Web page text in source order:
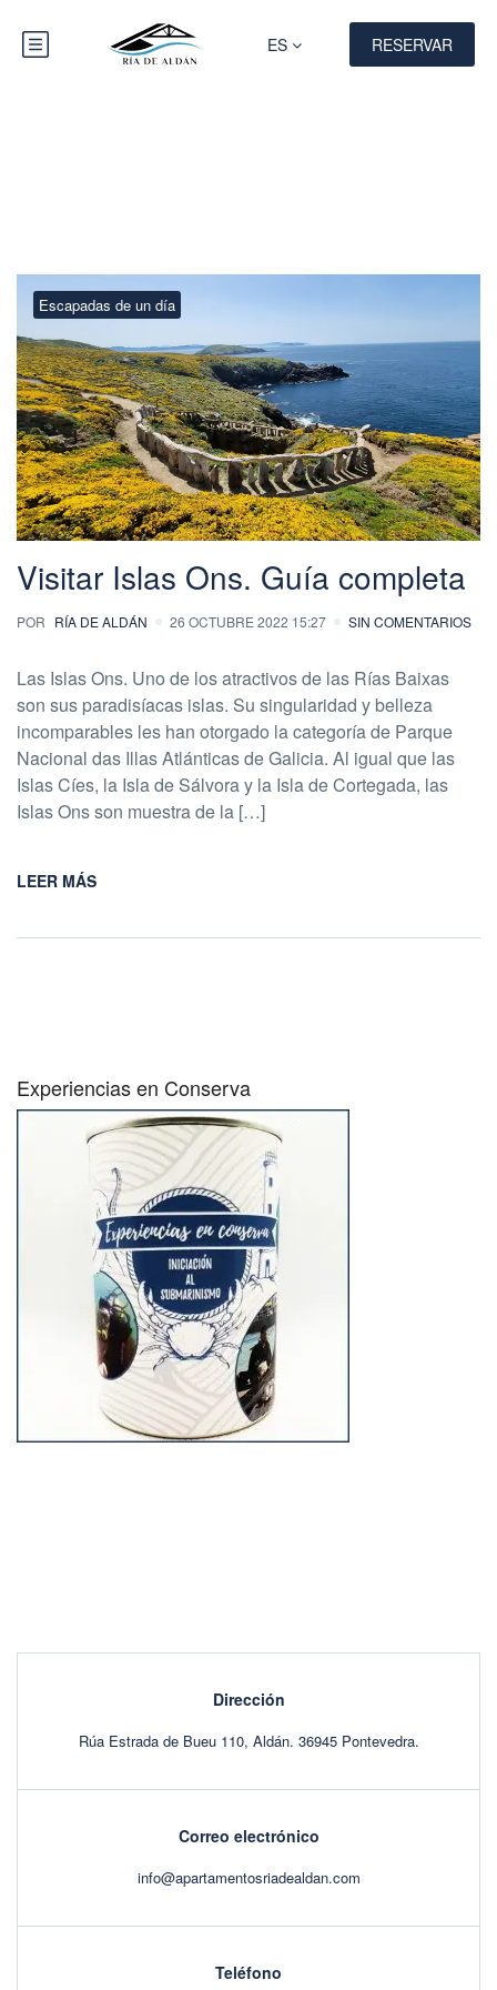
ES RESERVAR
Escapadas de un día
Visitar Islas Ons. Guía completa
POR RÍA DE ALDÁN 26 OCTUBRE 2022 15:27 SIN COMENTARIOS
Las Islas Ons. Uno de los atractivos de las Rías Baixas
son sus paradisíacas islas. Su singularidad y belleza
incomparables les han otorgado la categoría de Parque
Nacional das Illas Atlánticas de Galicia. Al igual que las
Islas Cíes, la Isla de Sálvora y la Isla de Cortegada, las
Islas Ons son muestra de la […]
LEER MÁS
Experiencias en Conserva
Dirección
Rúa Estrada de Bueu 110, Aldán. 36945 Pontevedra.
Correo electrónico
info@apartamentosriadealdan.com
Teléfono